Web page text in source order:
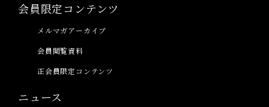
会員限定コンテンツ
メルマガアーカイブ
会員閲覧資料
正会員限定コンテンツ
ニュース